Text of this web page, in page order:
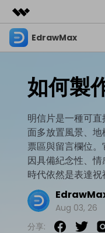
精選產品
實用工具
關於我們
新聞中心
EdrawMax
圖表
商業用途
流程圖
技術用途
設計用途
平面圖
資源
資源範本
支援
教程
EdrawMax 教程 >
商業
如何製
明信片是一種可
面多放置風景、
票區與留言欄位
因具備紀念性、
時代依然是表達祝
Aug 03, 26
分享: